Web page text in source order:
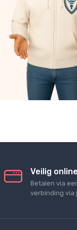
Veilig
Betalen via
verbinding via